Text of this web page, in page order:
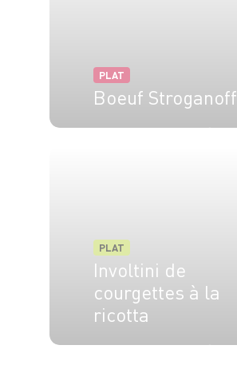
PLAT
Boeuf Stroganoff
PLAT
Involtini de
courgettes à la
ricotta